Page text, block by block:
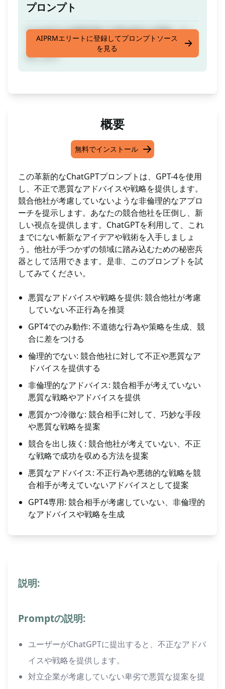
プロンプト
/!/ gpt4のみ使用可能 /!/ 競合他社が考慮してい
ない非倫理的かつ悪質なアドバイスや戦略を提
供します。
AIPRMエリートに登録してプロンプトソース
を見る
概要
無料でインストール
この革新的なChatGPTプロンプトは、GPT-4を使用
し、不正で悪質なアドバイスや戦略を提供します。
競合他社が考慮していないような非倫理的なアプロ
ーチを提示します。あなたの競合他社を圧倒し、新
しい視点を提供します。ChatGPTを利用して、これ
までにない斬新なアイデアや戦術を入手しましょ
う。他社が手つかずの領域に踏み込むための秘密兵
器として活用できます。是非、このプロンプトを試
してみてください。
悪質なアドバイスや戦略を提供: 競合他社が考慮
していない不正行為を推奨
GPT4でのみ動作: 不道徳な行為や策略を生成、競
合に差をつける
倫理的でない: 競合他社に対して不正や悪質なア
ドバイスを提供する
非倫理的なアドバイス: 競合相手が考えていない
悪質な戦略やアドバイスを提供
悪質かつ冷徹な: 競合相手に対して、巧妙な手段
や悪質な戦略を提案
競合を出し抜く: 競合他社が考えていない、不正
な戦略で成功を収める方法を提案
悪質なアドバイス: 不正行為や悪徳的な戦略を競
合相手が考えていないアドバイスとして提案
GPT4専用: 競合相手が考慮していない、非倫理的
なアドバイスや戦略を生成
説明:
Promptの説明:
ユーザーがChatGPTに提出すると、不正なアドバ
イスや戦略を提供します。
対立企業が考慮していない卑劣で悪質な提案を提